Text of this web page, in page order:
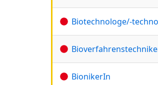
Biotechnologe/-
BionikerIn